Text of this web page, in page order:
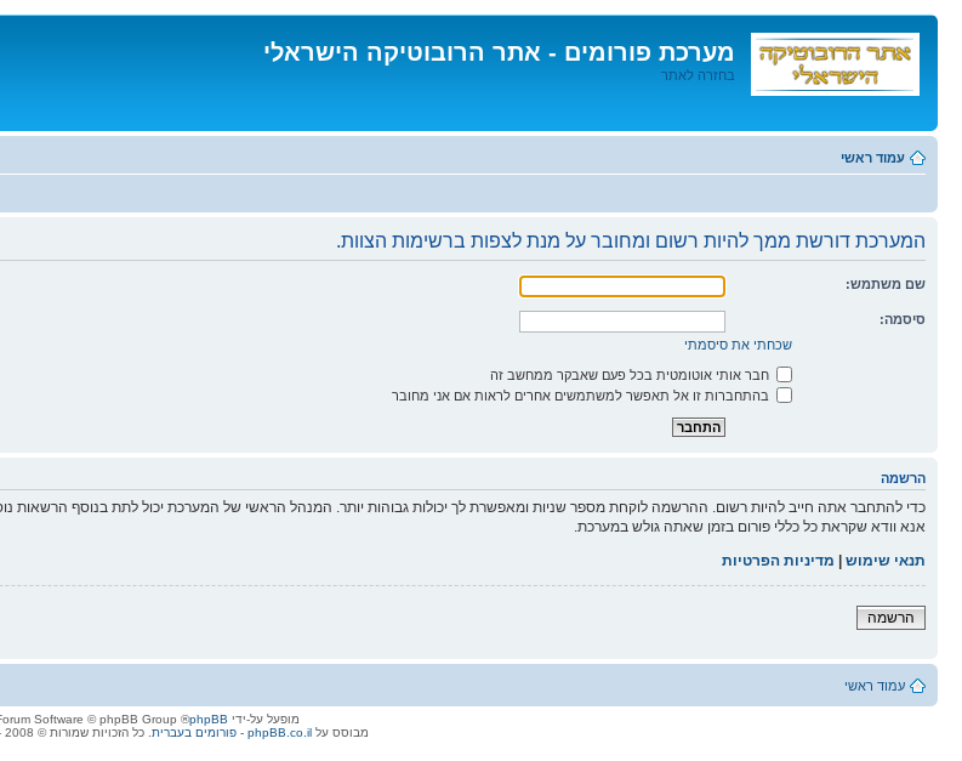
מערכת פורומים - אתר הרובוטיקה הישראלי
בחזרה לאתר
לתוכן
עמוד ראשי
המערכת דורשת ממך להיות רשום ומחובר על מנת לצפות ברשימות הצוות.
שם משתמש:
סיסמה:
שכחתי את סיסמתי
חבר אותי אוטומטית בכל פעם שאבקר ממחשב זה
בהתחברות זו אל תאפשר למשתמשים אחרים לראות אם אני מחובר
הרשמה
כדי להתחבר אתה חייב להיות רשום. ההרשמה לוקחת מספר שניות ומאפשרת לך יכולות גבוהות יותר. המנהל הראשי של המערכת יכול לתת בנוסף הרשאות
אנא וודא שקראת כל כללי פורום בזמן שאתה גולש במערכת.
תנאי שימוש | מדיניות הפרטיות
הרשמה
עמוד ראשי
מופעל על-ידי phpBB
® Forum Software © phpBB Group
מבוסס עלphpBB.co.il - פורומים בעברית . כל הזכויות שמורות © 2008 - phpBB.co.il.